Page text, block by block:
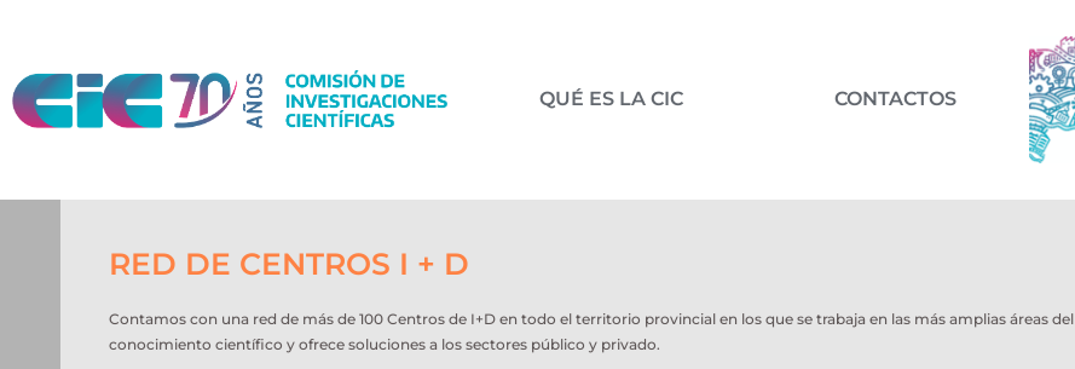
QUÉ ES LA CIC CONTACTOS
RED DE CENTROS I + D
Contamos con una red de más de 100 Centros de I+D en todo el territorio provincial en los que se trabaja en las más amplias áreas del
conocimiento científico y ofrece soluciones a los sectores público y privado.